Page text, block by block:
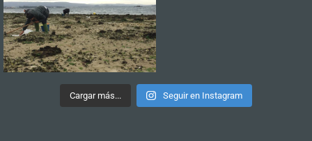
Cargar más... Seguir en Instagram